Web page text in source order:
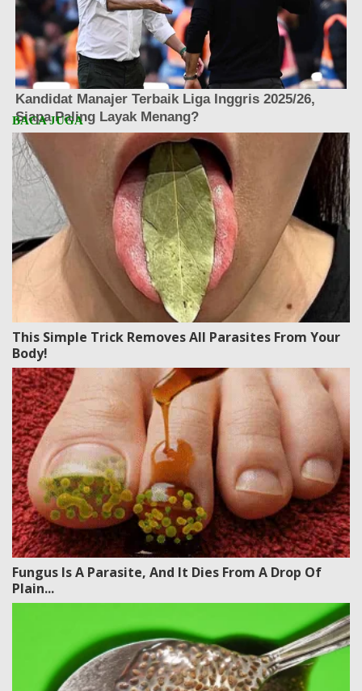
This Simple Trick Removes All Parasites From Your
Body!
Fungus Is A Parasite, And It Dies From A Drop Of
Plain...